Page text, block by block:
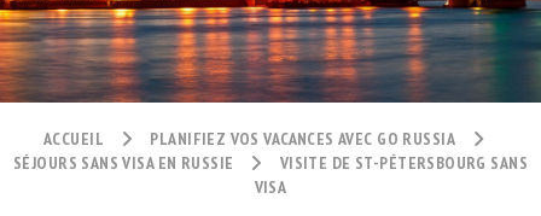
ACCUEIL
PLANIFIEZ VOS VACANCES AVEC GO RUSSIA
SÉJOURS SANS VISA EN RUSSIE
VISITE DE ST-PÉTERSBOURG SANS
VISA